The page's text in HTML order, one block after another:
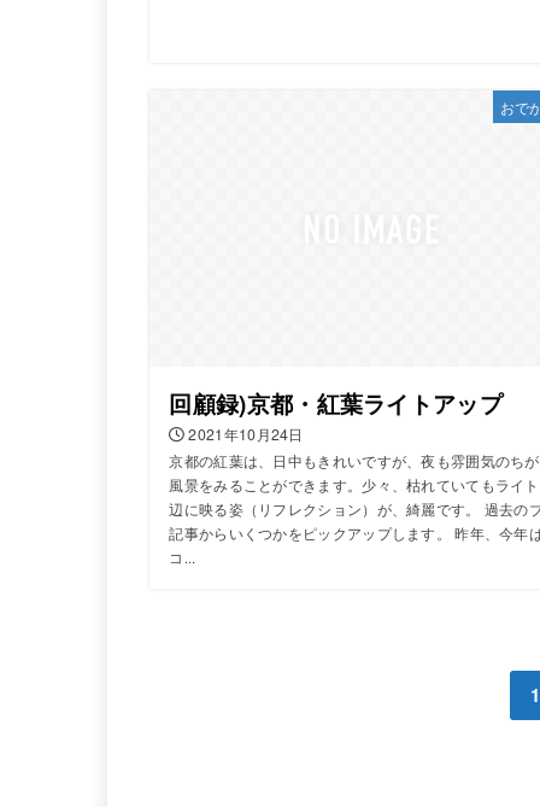
おで
回顧録)京都・紅葉ライトアップ
2021年10月24日
京都の紅葉は、日中もきれいですが、夜も雰囲気のち
風景をみることができます。少々、枯れていてもライ
辺に映る姿（リフレクション）が、綺麗です。 過去の
記事からいくつかをピックアップします。 昨年、今年
コ...
1